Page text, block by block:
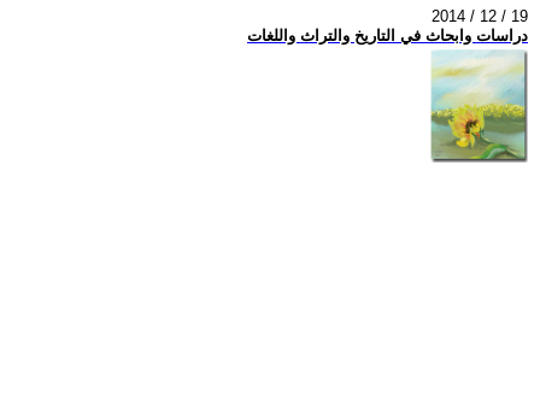
2014 / 12 / 19
دراسات وابحاث في التاريخ والتراث واللغات